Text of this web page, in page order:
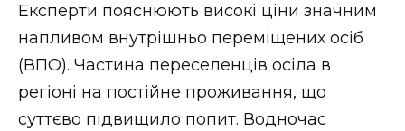
Експерти пояснюють високі ціни значним
напливом внутрішньо переміщених осіб
(ВПО). Частина переселенців осіла в
регіоні на постійне проживання, що
суттєво підвищило попит. Водночас